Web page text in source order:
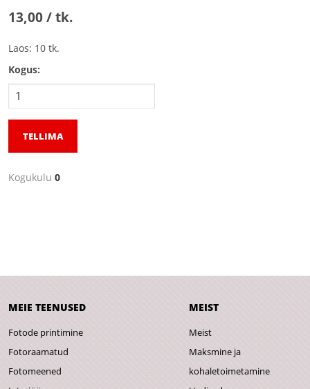
13,00 / tk.
Laos: 10 tk.
Kogus:
TELLIMA
Kogukulu 0
MEIE TEENUSED
Fotode printimine
Fotoraamatud
Fotomeened
MEIST
Meist
Maksmine ja
kohaletoimetamine